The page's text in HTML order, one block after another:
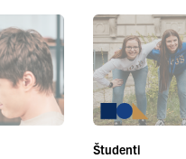
Študenti